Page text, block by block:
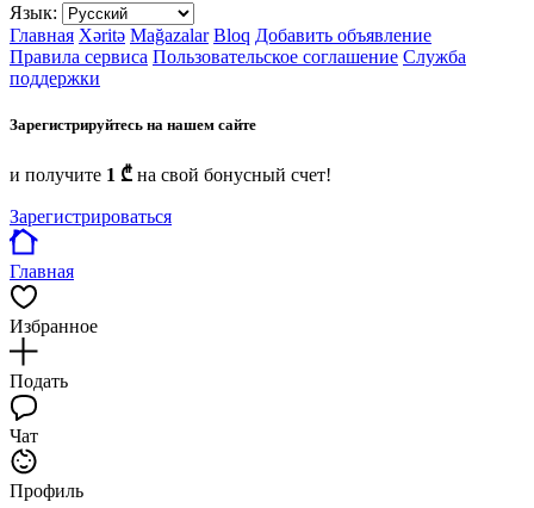
Язык:
Главная Xəritə Mağazalar Bloq Добавить объявление
Правила сервиса Пользовательское соглашение Служба
поддержки
Зарегистрируйтесь на нашем сайте
и получите 1 ₾ на свой бонусный счет!
Зарегистрироваться
Главная
Избранное
Подать
Чат
Профиль